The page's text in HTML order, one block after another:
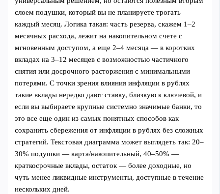
слоем подушки, который вы не планируете трогать
каждый месяц. Логика такая: часть резерва, скажем 1–2
месячных расхода, лежит на накопительном счете с
мгновенным доступом, а еще 2–4 месяца — в коротких
вкладах на 3–12 месяцев с возможностью частичного
снятия или досрочного расторжения с минимальными
потерями. С точки зрения влияния инфляции в рублях
такие вклады нередко дают ставку, близкую к ключевой, и
если вы выбираете крупные системно значимые банки, то
это все еще один из самых понятных способов как
сохранить сбережения от инфляции в рублях без сложных
стратегий. Текстовая диаграмма может выглядеть так: 20–
30% подушки — карта/накопительный, 40–50% —
краткосрочные вклады, остаток — более доходные, но
чуть менее ликвидные инструменты, доступные в течение
нескольких дней.